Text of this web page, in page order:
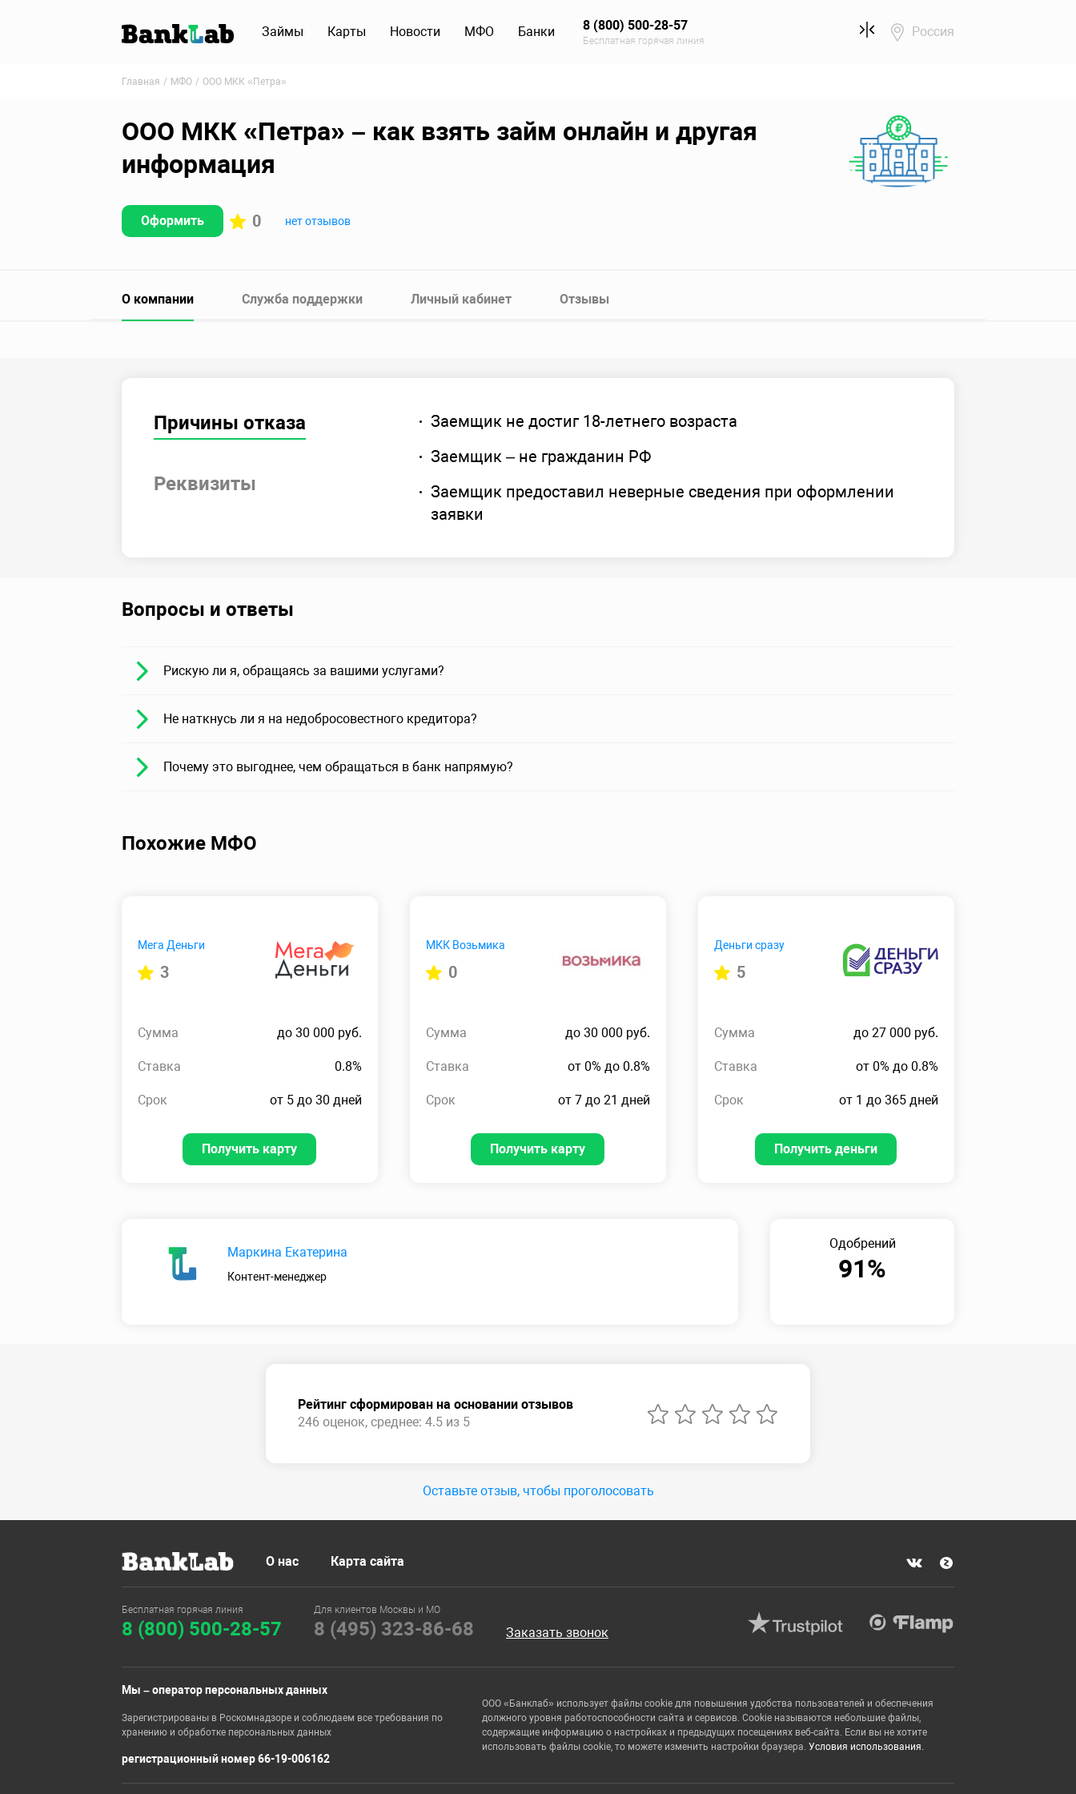
Займы Карты Новости МФО Банки 8 (800) 500-28-57
Бесплатная горячая линия
Россия
Главная МФО ООО МКК «Петра»
ООО МКК «Петра» – как взять займ онлайн и другая
информация
Оформить 0 нет отзывов
О компании Служба поддержки Личный кабинет Отзывы
Причины отказа
Реквизиты
Заемщик не достиг 18-летнего возраста
Заемщик – не гражданин РФ
Заемщик предоставил неверные сведения при оформлении
заявки
Вопросы и ответы
Рискую ли я, обращаясь за вашими услугами?
Не наткнусь ли я на недобросовестного кредитора?
Почему это выгоднее, чем обращаться в банк напрямую?
Похожие МФО
Мега Деньги
3
Сумма до 30 000 руб.
Ставка 0.8%
Срок от 5 до 30 дней
Получить карту
МКК Возьмика
0
Сумма до 30 000 руб.
Ставка от 0% до 0.8%
Срок от 7 до 21 дней
Получить карту
Деньги сразу
5
Сумма до 27 000 руб.
Ставка от 0% до 0.8%
Срок от 1 до 365 дней
Получить деньги
Маркина Екатерина
Контент-менеджер
Одобрений
91%
Рейтинг сформирован на основании отзывов
246 оценок, среднее: 4.5 из 5
Оставьте отзыв, чтобы проголосовать
О нас Карта сайта
Бесплатная горячая линия
8 (800) 500-28-57
Для клиентов Москвы и МО
8 (495) 323-86-68 Заказать звонок
Мы – оператор персональных данных
Зарегистрированы в Роскомнадзоре и соблюдаем все требования по
хранению и обработке персональных данных
регистрационный номер 66-19-006162
ООО «Банклаб» использует файлы cookie для повышения удобства пользователей и обеспечения
должного уровня работоспособности сайта и сервисов. Cookie называются небольшие файлы,
содержащие информацию о настройках и предыдущих посещениях веб-сайта. Если вы не хотите
использовать файлы cookie, то можете изменить настройки браузера. Условия использования.